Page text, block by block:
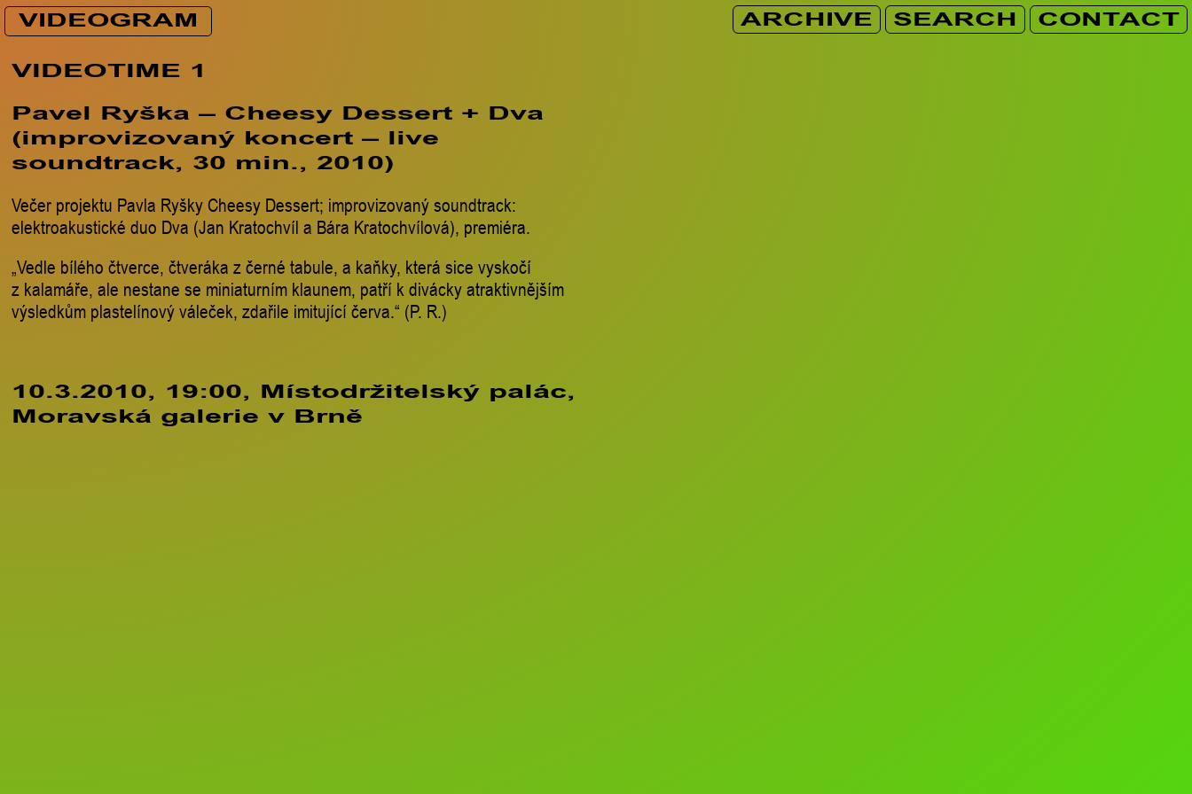
VIDEOTIME 1
Pavel Ryška – Cheesy Dessert + Dva
(improvizovaný koncert – live
soundtrack, 30 min., 2010)
Večer projektu Pavla Ryšky Cheesy Dessert; improvizovaný soundtrack:
elektroakustické duo Dva (Jan Kratochvíl a Bára Kratochvílová), premiéra.
„Vedle bílého čtverce, čtveráka z černé tabule, a kaňky, která sice vyskočí
z kalamáře, ale nestane se miniaturním klaunem, patří k divácky atraktivnějším
výsledkům plastelínový váleček, zdařile imitující červa.“ (P. R.)
10.3.2010, 19:00, Místodržitelský palác,
Moravská galerie v Brně
VIDEOGRAM ARCHIVE SEARCH CONTACT